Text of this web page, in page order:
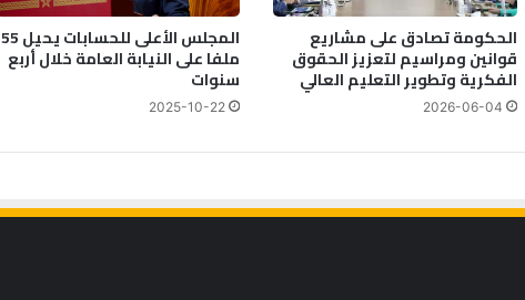
الحكومة تصادق على مشاريع
قوانين ومراسيم لتعزيز الحقوق
الفكرية وتطوير التعليم العالي
2026-06-04
المجلس الأعلى للحسابات يحيل 55
ملفا على النيابة العامة خلال أربع
سنوات
2025-10-22